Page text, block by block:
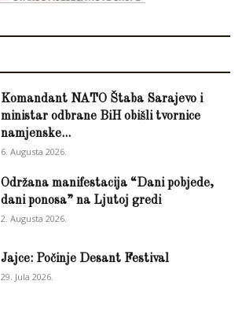
Komandant NATO Štaba Sarajevo i
ministar odbrane BiH obišli tvornice
namjenske...
6. Augusta 2026.
Održana manifestacija “Dani pobjede,
dani ponosa” na Ljutoj gredi
2. Augusta 2026.
Jajce: Počinje Desant Festival
29. Jula 2026.